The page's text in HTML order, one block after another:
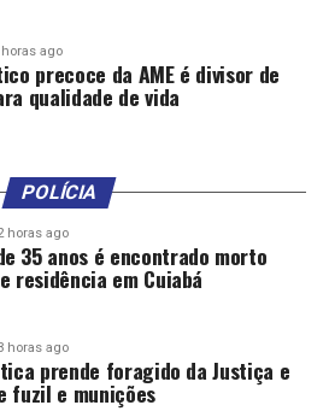
horas ago
precoce da AME é divisor de
qualidade de vida
POLÍCIA
horas ago
35 anos é encontrado morto
residência em Cuiabá
horas ago
prende foragido da Justiça e
fuzil e munições